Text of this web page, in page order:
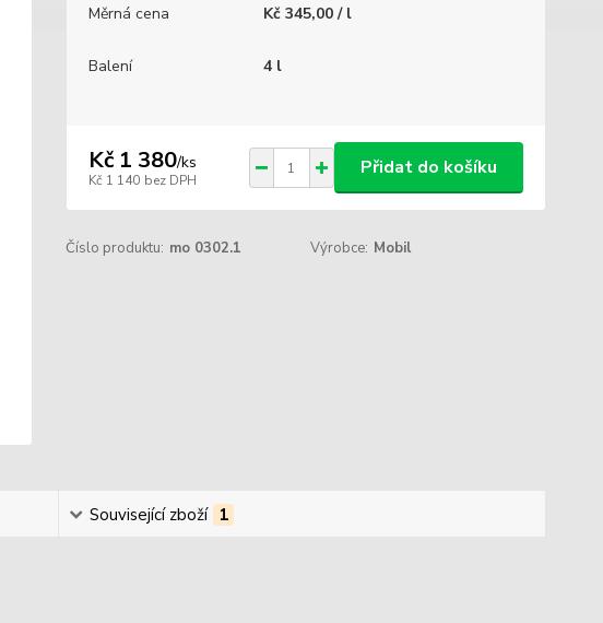
Měrná cena
Kč 345,00 / l
Balení 4 l
Kč 1 380/ks
Kč 1 140 bez DPH
Přidat do košíku
Číslo produktu: mo 0302.1 Výrobce: Mobil
Související zboží 1